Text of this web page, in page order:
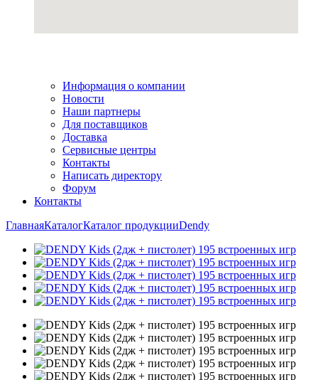
Информация о компании
Новости
Наши партнеры
Для поставщиков
Доставка
Сервисные центры
Контакты
Написать директору
Форум
Контакты
ГлавнаяКаталогКаталог продукцииDendy